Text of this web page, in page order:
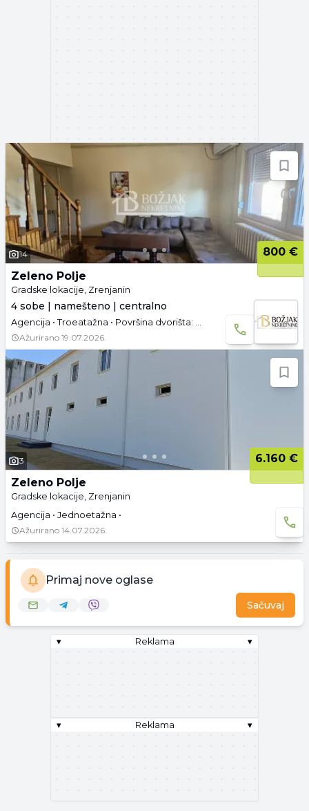
14
800 €
Zeleno Polje
Gradske lokacije, Zrenjanin
4 sobe | namešteno | centralno
Agencija • Troeatažna • Površina dvorišta: 4.6 a • Useljivo
Ažurirano 19.07.2026.
3
6.160 €
Zeleno Polje
Gradske lokacije, Zrenjanin
Agencija • Jednoetažna •
Ažurirano 14.07.2026.
Primaj nove oglase
Sačuvaj
▾ Reklama ▾
▾ Reklama ▾